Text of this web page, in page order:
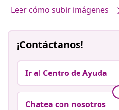
Leer cómo subir imágenes
¡Contáctanos!
Ir al Centro de Ayuda
Chatea con nosotros